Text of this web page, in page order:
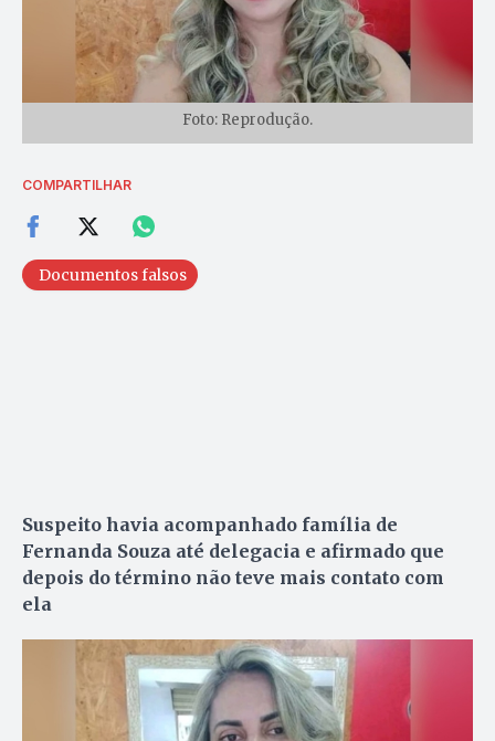
Foto: Reprodução.
COMPARTILHAR
Documentos falsos
Suspeito havia acompanhado família de
Fernanda Souza até delegacia e afirmado que
depois do término não teve mais contato com
ela